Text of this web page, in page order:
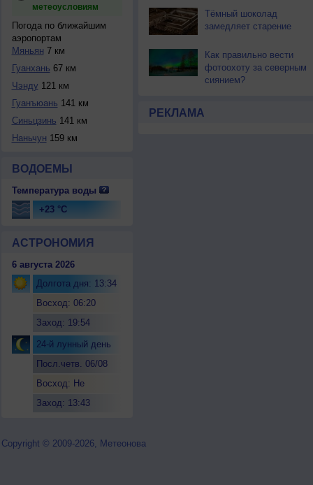
метеоусловиям
Погода по ближайшим
аэропортам
Мяньян 7 км
Гуанхань 67 км
Чэнду 121 км
Гуанъюань 141 км
Синьцзинь 141 км
Наньчун 159 км
ВОДОЕМЫ
Температура воды
+23 °C
АСТРОНОМИЯ
6 августа 2026
Долгота дня: 13:34
Восход: 06:20
Заход: 19:54
24-й лунный день
Посл.четв. 06/08
Восход: Не
Заход: 13:43
Тёмный шоколад
замедляет старение
Как правильно вести
фотоохоту за северным
сиянием?
РЕКЛАМА
Copyright © 2009-2026, Метеонова